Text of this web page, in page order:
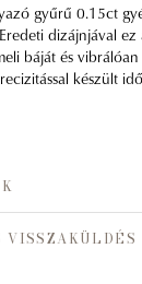
gyűrű 0.15ct
dizájnjával
báját és
készült